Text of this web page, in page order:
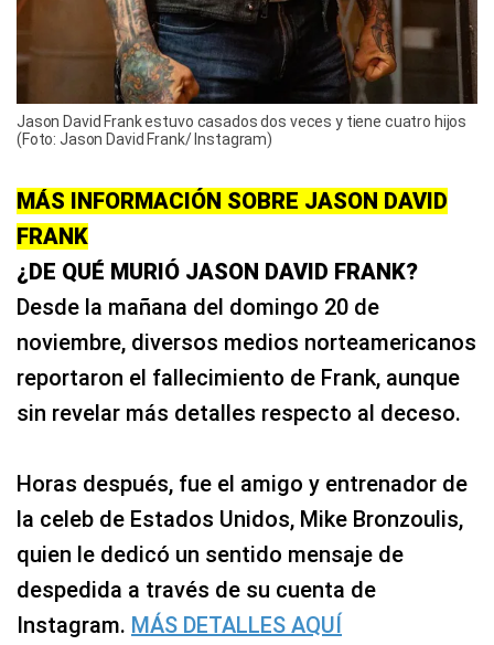
Jason David Frank estuvo casados dos veces y tiene cuatro hijos
(Foto: Jason David Frank/ Instagram)
MÁS INFORMACIÓN SOBRE JASON DAVID
FRANK
¿DE QUÉ MURIÓ JASON DAVID FRANK?
Desde la mañana del domingo 20 de
noviembre, diversos medios norteamericanos
reportaron el fallecimiento de Frank, aunque
sin revelar más detalles respecto al deceso.
Horas después, fue el amigo y entrenador de
la celeb de Estados Unidos, Mike Bronzoulis,
quien le dedicó un sentido mensaje de
despedida a través de su cuenta de
Instagram. MÁS DETALLES AQUÍ